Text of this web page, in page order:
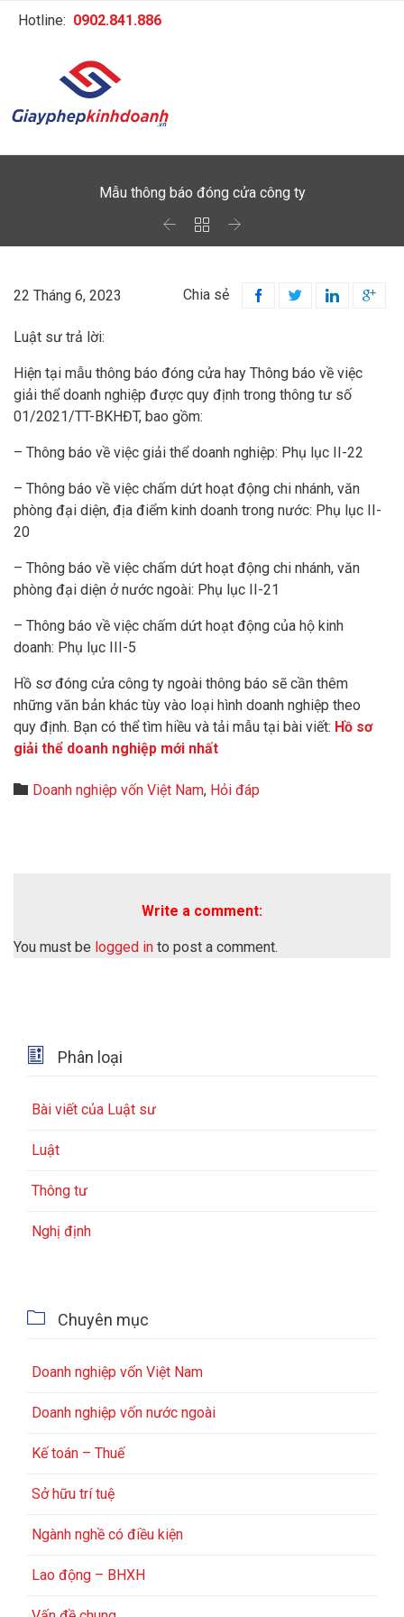
Hotline: 0902.841.886
Mẫu thông báo đóng cửa công ty
  
22 Tháng 6, 2023 Chia sẻ    
Luật sư trả lời:
Hiện tại mẫu thông báo đóng cửa hay Thông báo về việc
giải thể doanh nghiệp được quy định trong thông tư số
01/2021/TT-BKHĐT, bao gồm:
– Thông báo về việc giải thể doanh nghiệp: Phụ lục II-22
– Thông báo về việc chấm dứt hoạt động chi nhánh, văn
phòng đại diện, địa điểm kinh doanh trong nước: Phụ lục II-
20
– Thông báo về việc chấm dứt hoạt động chi nhánh, văn
phòng đại diện ở nước ngoài: Phụ lục II-21
– Thông báo về việc chấm dứt hoạt động của hộ kinh
doanh: Phụ lục III-5
Hồ sơ đóng cửa công ty ngoài thông báo sẽ cần thêm
những văn bản khác tùy vào loại hình doanh nghiệp theo
quy định. Bạn có thể tìm hiều và tải mẫu tại bài viết: Hồ sơ
giải thể doanh nghiệp mới nhất
 Category
Doanh nghiệp vốn Việt Nam, Hỏi đáp
Write a comment:
You must be logged in to post a comment.
 Phân loại
Bài viết của Luật sư
Luật
Thông tư
Nghị định
 Chuyên mục
Doanh nghiệp vốn Việt Nam
Doanh nghiệp vốn nước ngoài
Kế toán – Thuế
Sở hữu trí tuệ
Ngành nghề có điều kiện
Lao động – BHXH